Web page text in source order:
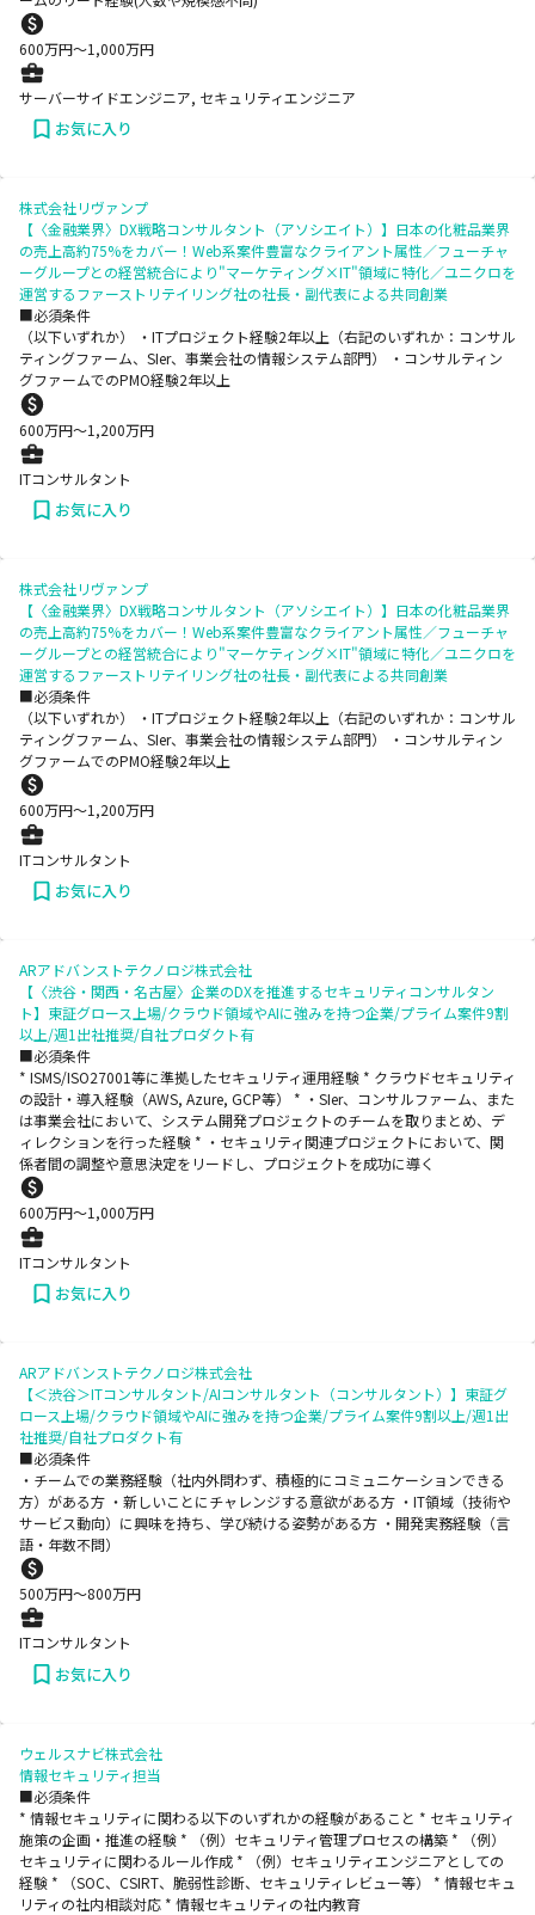
600万円〜1,000万円
サーバーサイドエンジニア, セキュリティエンジニア
お気に入り
株式会社リヴァンプ
【〈金融業界〉DX戦略コンサルタント（アソシエイト）】日本の化粧品業界
の売上高約75%をカバー！Web系案件豊富なクライアント属性／フューチャ
ーグループとの経営統合により"マーケティング×IT"領域に特化／ユニクロを
運営するファーストリテイリング社の社長・副代表による共同創業
■必須条件
（以下いずれか） ・ITプロジェクト経験2年以上（右記のいずれか：コンサル
ティングファーム、SIer、事業会社の情報システム部門） ・コンサルティン
グファームでのPMO経験2年以上
600万円〜1,200万円
ITコンサルタント
お気に入り
株式会社リヴァンプ
【〈金融業界〉DX戦略コンサルタント（アソシエイト）】日本の化粧品業界
の売上高約75%をカバー！Web系案件豊富なクライアント属性／フューチャ
ーグループとの経営統合により"マーケティング×IT"領域に特化／ユニクロを
運営するファーストリテイリング社の社長・副代表による共同創業
■必須条件
（以下いずれか） ・ITプロジェクト経験2年以上（右記のいずれか：コンサル
ティングファーム、SIer、事業会社の情報システム部門） ・コンサルティン
グファームでのPMO経験2年以上
600万円〜1,200万円
ITコンサルタント
お気に入り
ARアドバンストテクノロジ株式会社
【〈渋谷・関西・名古屋〉企業のDXを推進するセキュリティコンサルタン
ト】東証グロース上場/クラウド領域やAIに強みを持つ企業/プライム案件9割
以上/週1出社推奨/自社プロダクト有
■必須条件
* ISMS/ISO27001等に準拠したセキュリティ運用経験 * クラウドセキュリティ
の設計・導入経験（AWS, Azure, GCP等） * ・SIer、コンサルファーム、また
は事業会社において、システム開発プロジェクトのチームを取りまとめ、デ
ィレクションを行った経験 * ・セキュリティ関連プロジェクトにおいて、関
係者間の調整や意思決定をリードし、プロジェクトを成功に導く
600万円〜1,000万円
ITコンサルタント
お気に入り
ARアドバンストテクノロジ株式会社
【＜渋谷＞ITコンサルタント/AIコンサルタント（コンサルタント）】東証グ
ロース上場/クラウド領域やAIに強みを持つ企業/プライム案件9割以上/週1出
社推奨/自社プロダクト有
■必須条件
・チームでの業務経験（社内外問わず、積極的にコミュニケーションできる
方）がある方 ・新しいことにチャレンジする意欲がある方 ・IT領域（技術や
サービス動向）に興味を持ち、学び続ける姿勢がある方 ・開発実務経験（言
語・年数不問）
500万円〜800万円
ITコンサルタント
お気に入り
ウェルスナビ株式会社
情報セキュリティ担当
■必須条件
* 情報セキュリティに関わる以下のいずれかの経験があること * セキュリティ
施策の企画・推進の経験 * （例）セキュリティ管理プロセスの構築 * （例）
セキュリティに関わるルール作成 * （例）セキュリティエンジニアとしての
経験 * （SOC、CSIRT、脆弱性診断、セキュリティレビュー等） * 情報セキュ
リティの社内相談対応 * 情報セキュリティの社内教育